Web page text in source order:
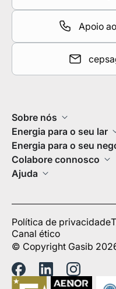
Apoio
Sobre nós
Energia para o seu lar
Energia para o seu
Colabore connosco
Ajuda
Política de privacidade
Canal ético
© Copyright Gasib